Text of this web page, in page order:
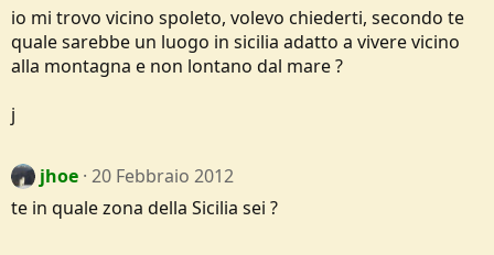
io mi trovo vicino spoleto, volevo chiederti, secondo te
quale sarebbe un luogo in sicilia adatto a vivere vicino
alla montagna e non lontano dal mare ?
j
jhoe 20 Febbraio 2012
te in quale zona della Sicilia sei ?